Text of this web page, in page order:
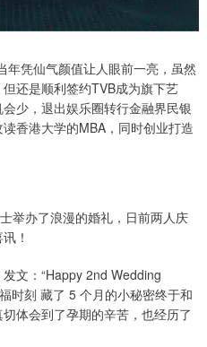
凭仙气颜值让人眼前一亮，虽然
还是顺利签约TVB成为旗下艺
少，退出娱乐圈转行金融界民银
香港大学的MBA，同时创业打造
举办了浪漫的婚礼，日前两人庆
！
文：“Happy 2nd Wedding
时刻 藏了 5 个月的小秘密终于和
体会到了孕期的辛苦，也经历了